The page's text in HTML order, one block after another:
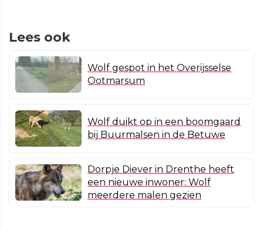
Lees ook
Wolf gespot in het Overijsselse
Ootmarsum
Wolf duikt op in een boomgaard
bij Buurmalsen in de Betuwe
Dorpje Diever in Drenthe heeft
een nieuwe inwoner: Wolf
meerdere malen gezien